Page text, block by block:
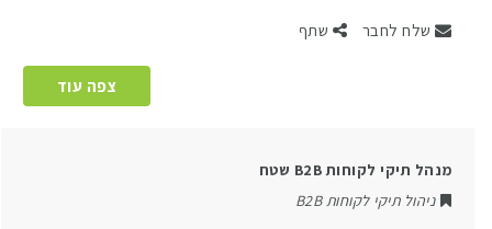
שלח לחבר שתף
צפה עוד
מנהל תיקי לקוחות B2B שטח
ניהול תיקי לקוחות B2B